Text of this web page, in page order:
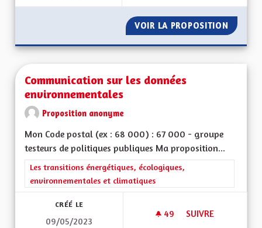
VOIR LA PROPOSITION
Communication sur les données
environnementales
Proposition anonyme
Mon Code postal (ex : 68 000) : 67 000 - groupe
testeurs de politiques publiques Ma proposition...
Filtrer les résultats de la catégorie : Les transitions
Les transitions énergétiques, écologiques,
environnementales et climatiques
CRÉÉ LE
09/05/2023
49 49 ABONNÉS
SUIVRE